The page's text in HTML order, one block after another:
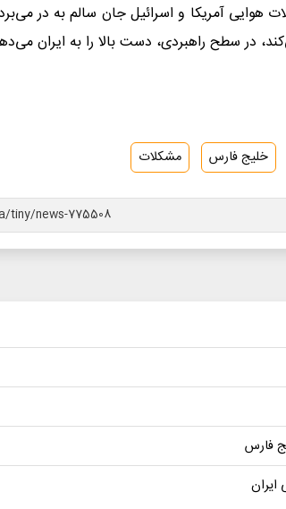
هوایی آمریکا و اسرائیل جان سالم به در
در سطح راهبردی، دست بالا را به ایران
خلیج فارس مشکلات
فارس